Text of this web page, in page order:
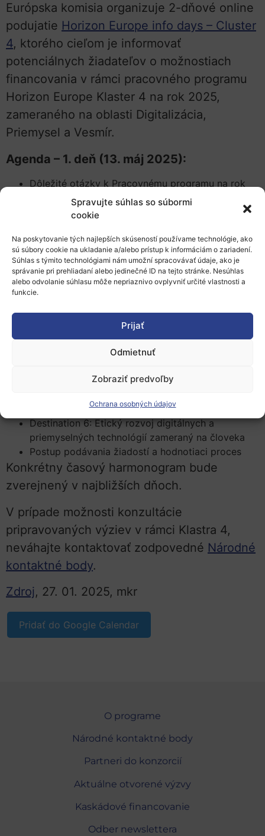
Spravujte súhlas so súbormi
cookie
Na poskytovanie tých najlepších skúseností používame technológie, ako
sú súbory cookie na ukladanie a/alebo prístup k informáciám o zariadení.
Súhlas s týmito technológiami nám umožní spracovávať údaje, ako je
správanie pri prehliadaní alebo jedinečné ID na tejto stránke. Nesúhlas
alebo odvolanie súhlasu môže nepriaznivo ovplyvniť určité vlastnosti a
funkcie.
Prijať
Odmietnuť
Zobraziť predvoľby
Ochrana osobných údajov
Európska komisia organizuje 2-dňové online
podujatie Horizon Europe info days – Cluster
4, ktorého cieľom je informovať
potenciálnych žiadateľov o možnostiach
financovania v rámci pracovného programu
Horizon Europe Klaster 4 na rok 2025,
zameraného na oblasti Digitalizácia,
Priemysel a Vesmír.
Agenda – 1. deň (13. máj 2025):
Dôležité otázky k Pracovnému programu na rok
Destination 1: Klimaticky neutrálna, obehová a
Destination 2: Zvýšená autonómia v kľúčových
strategických hodnotových reťazcoch pre odolný
priemysel
Destination 5: Otvorená strategická autonómia pri
vývoji, zavádzaní a využívaní globálnych
vesmírnych infraštruktúr, služieb, aplikácií a údajov
Agenda – 2. deň (14. mája 2025)
Destination 3: Popredné svetové dátové a
Destination 4: Digitálne a vznikajúce technológie
zelenej dohode
Destination 6: Etický rozvoj digitálnych a
priemyselných technológií zameraný na človeka
Postup podávania žiadostí a hodnotiaci proces
Konkrétny časový harmonogram bude
zverejnený v najbližších dňoch.
V prípade možnosti konzultácie
pripravovaných výziev v rámci Klastra 4,
neváhajte kontaktovať zodpovedné Národné
kontaktné body.
Zdroj, 27. 01. 2025, mkr
Pridať do Google Calendar
O programe
Národné kontaktné body
Partneri do konzorcií
Aktuálne otvorené výzvy
Kaskádové financovanie
Odber newslettera